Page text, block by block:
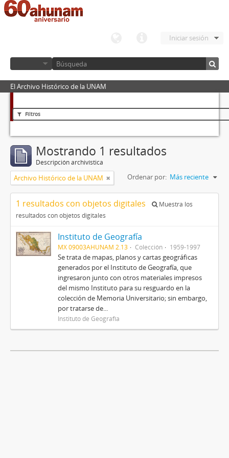
Iniciar sesión
El Archivo Histórico de la UNAM
Filtros
Mostrando 1 resultados
Descripción archivística
Archivo Histórico de la UNAM Ordenar por: Más reciente
1 resultados con objetos digitales
Muestra los
resultados con objetos digitales
Instituto de Geografía
MX 09003AHUNAM 2.13 Colección 1959-1997
Se trata de mapas, planos y cartas geográficas
generados por el Instituto de Geografía, que
ingresaron junto con otros materiales impresos
del mismo Instituto para su resguardo en la
colección de Memoria Universitario; sin embargo,
por tratarse de...
Instituto de Geografía